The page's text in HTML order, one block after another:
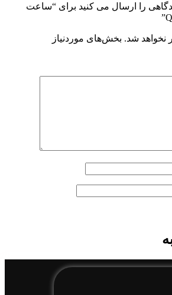
را ارسال می کنید برای “ساعت
نخواهد شد. بخش‌های موردنیاز